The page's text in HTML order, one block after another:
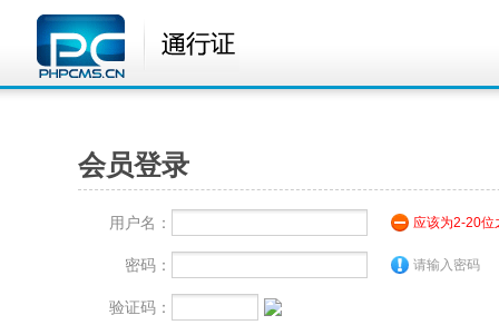
会员登录
用户名： 应该为2-20位
密码： 请输入密码
验证码：